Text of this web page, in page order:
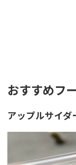
おすすめフ
アップルサイダ